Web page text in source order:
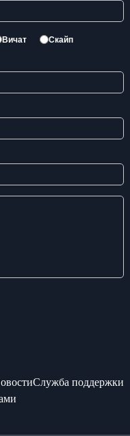
Вичат
Скайп
Служба поддержки